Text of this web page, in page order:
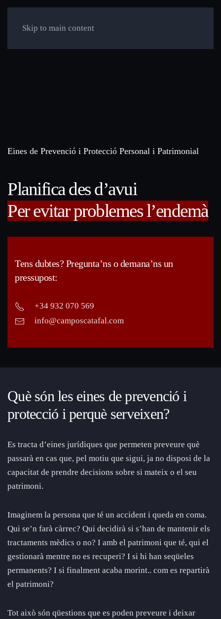
Skip to main content
Eines de Prevenció i Protecció Personal i Patrimonial
Planifica des d’avui
Per evitar problemes l’endemà
Tens dubtes? Pregunta’ns o demana’ns un
pressupost:
+34 932 070 569
info@camposcatafal.com
Què són les eines de prevenció i
protecció i perquè serveixen?
Es tracta d’eines jurídiques que permeten preveure què
passarà en cas que, pel motiu que sigui, ja no disposi de la
capacitat de prendre decisions sobre si mateix o el seu
patrimoni.
Imaginem la persona que té un accident i queda en coma.
Qui se’n farà càrrec? Qui decidirà si s’han de mantenir els
tractaments mèdics o no? I amb el patrimoni que té, qui el
gestionarà mentre no es recuperi? I si hi han seqüeles
permanents? I si finalment acaba morint.. com es repartirà
el patrimoni?
Tot això són qüestions que es poden preveure i deixar